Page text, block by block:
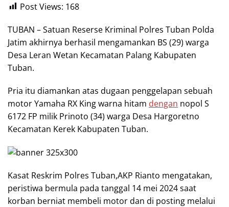
Post Views: 168
TUBAN – Satuan Reserse Kriminal Polres Tuban Polda
Jatim akhirnya berhasil mengamankan BS (29) warga
Desa Leran Wetan Kecamatan Palang Kabupaten
Tuban.
Pria itu diamankan atas dugaan penggelapan sebuah
motor Yamaha RX King warna hitam dengan nopol S
6172 FP milik Prinoto (34) warga Desa Hargoretno
Kecamatan Kerek Kabupaten Tuban.
Kasat Reskrim Polres Tuban,AKP Rianto mengatakan,
peristiwa bermula pada tanggal 14 mei 2024 saat
korban berniat membeli motor dan di posting melalui